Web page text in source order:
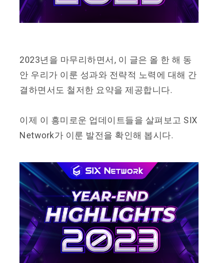
2023년을 마무리하면서, 이 글은 올 한 해 동
안 우리가 이룬 성과와 전략적 노력에 대해 간
결하면서도 철저한 요약을 제공합니다.
이제 이 흥미로운 업데이트들을 살펴보고 SIX
Network가 이룬 발전을 확인해 봅시다.